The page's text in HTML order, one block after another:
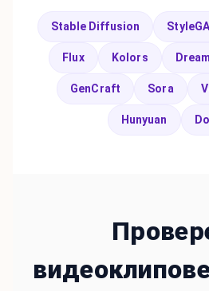
Stable Diffusion
Flux Kolors
GenCraft Sora
Hunyuan